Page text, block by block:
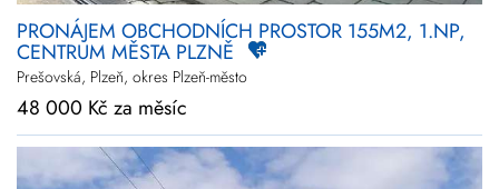
PRONÁJEM OBCHODNÍCH PROSTOR 155M2, 1.NP,
CENTRUM MĚSTA PLZNĚ
Prešovská, Plzeň, okres Plzeň-město
48 000 Kč za měsíc